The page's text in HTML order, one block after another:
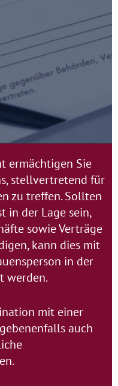
ermächtigen Sie
stellvertretend für
zu treffen. Sollten
in der Lage sein,
sowie Verträge
kann dies mit
in der
werden.
mit einer
auch